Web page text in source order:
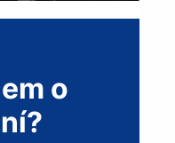
o